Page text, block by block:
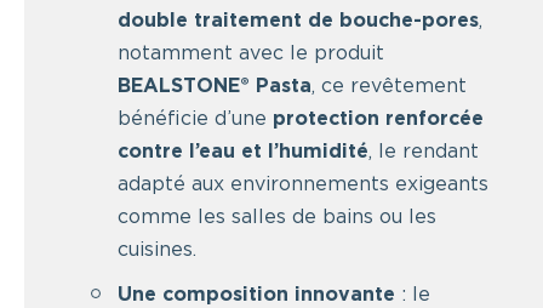
double traitement de bouche-pores,
notamment avec le produit
BEALSTONE® Pasta, ce revêtement
bénéficie d’une protection renforcée
contre l’eau et l’humidité, le rendant
adapté aux environnements exigeants
comme les salles de bains ou les
cuisines.
Une composition innovante : le